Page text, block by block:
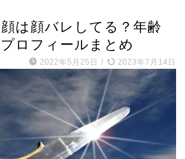
は顔バレしてる？年齢
ロフィールまとめ
2022年5月25日 / 2023年7月14日